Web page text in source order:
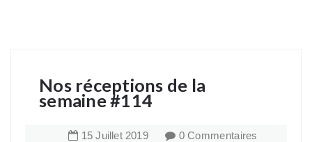
Nos réceptions de la
semaine #114
15 Juillet 2019 0 Commentaires